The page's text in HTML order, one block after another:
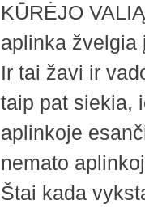
KŪRĖJO
aplinka žvelgia
Ir tai žavi ir
taip pat siekia,
aplinkoje
nemato
Štai kada